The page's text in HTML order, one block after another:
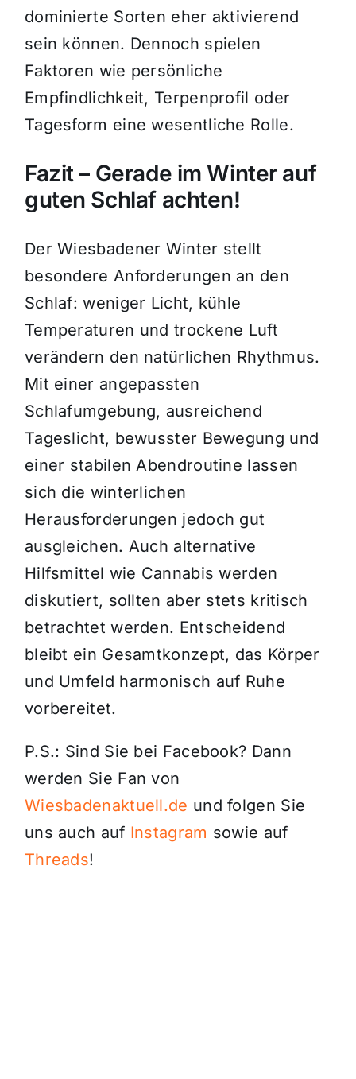
dominierte Sorten eher aktivierend
sein können. Dennoch spielen
Faktoren wie persönliche
Empfindlichkeit, Terpenprofil oder
Tagesform eine wesentliche Rolle.
Fazit – Gerade im Winter auf
guten Schlaf achten!
Der Wiesbadener Winter stellt
besondere Anforderungen an den
Schlaf: weniger Licht, kühle
Temperaturen und trockene Luft
verändern den natürlichen Rhythmus.
Mit einer angepassten
Schlafumgebung, ausreichend
Tageslicht, bewusster Bewegung und
einer stabilen Abendroutine lassen
sich die winterlichen
Herausforderungen jedoch gut
ausgleichen. Auch alternative
Hilfsmittel wie Cannabis werden
diskutiert, sollten aber stets kritisch
betrachtet werden. Entscheidend
bleibt ein Gesamtkonzept, das Körper
und Umfeld harmonisch auf Ruhe
vorbereitet.
P.S.: Sind Sie bei Facebook? Dann
werden Sie Fan von
Wiesbadenaktuell.de und folgen Sie
uns auch auf Instagram sowie auf
Threads!